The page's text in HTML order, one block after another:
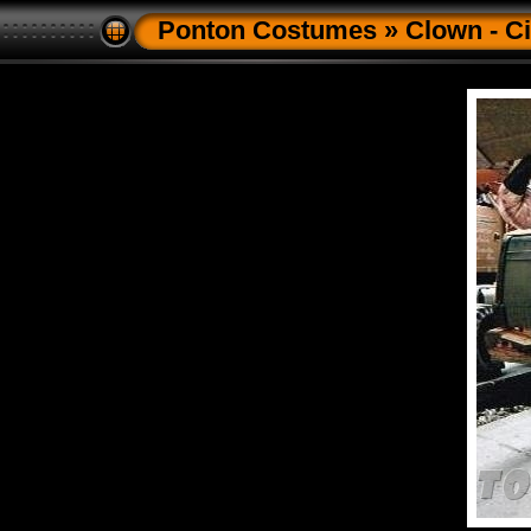
Ponton Costumes»Clown -